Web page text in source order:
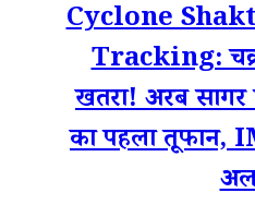
Cyclone
Tracking:
खतरा! अरब
का पहला तूफान,